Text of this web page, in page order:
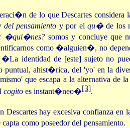
de lo que Descartes considera
pensamiento y por el qu�de los
�qui�nes? somos y concluye que
como �alguien�, no
identidad de [este] sujeto no
puntual, ahist�rica, del 'yo' en la
que escapa a la alternativa de
cogito es instant�neo�[3].
Descartes hay excesiva confianza
como poseedor del